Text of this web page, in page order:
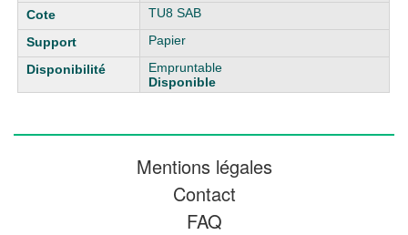
TU8 SAB
Papier
Empruntable
Disponible
Mentions légales
Contact
FAQ